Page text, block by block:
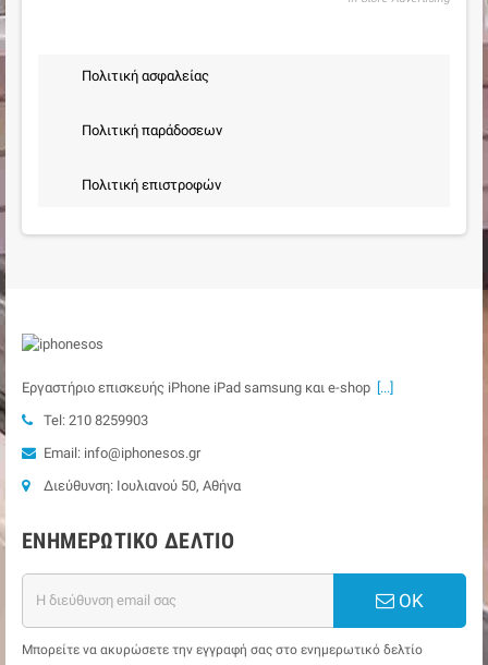
Πολιτική ασφαλείας
Πολιτική παράδοσεων
Πολιτική επιστροφών
Εργαστήριο επισκευής iPhone iPad samsung και e-shop [...]
Tel: 210 8259903
Email: info@iphonesos.gr
Διεύθυνση: Ιουλιανού 50, Αθήνα
ΕΝΗΜΕΡΩΤΙΚΌ ΔΕΛΤΊΟ
ΟΚ
Μπορείτε να ακυρώσετε την εγγραφή σας στο ενημερωτικό δελτίο